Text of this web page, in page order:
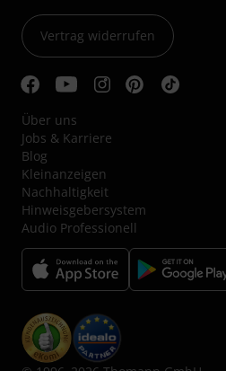
Vertrag widerrufen
Über uns
Jobs & Karriere
Blog
Kleinanzeigen
Nachhaltigkeit
Hinweisgebersystem
Audio Professionell